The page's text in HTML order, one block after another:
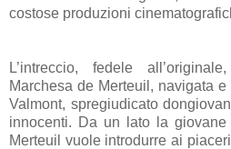
costose produzioni
L’intreccio, fedele
Marchesa de Merteuil, navigata
Valmont, spregiudicato
innocenti. Da un lato la
Merteuil vuole introdurre ai